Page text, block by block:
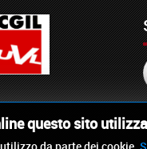
questo sito